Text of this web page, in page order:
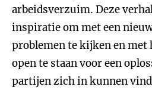
arbeidsverzuim. Deze
inspiratie om met een
problemen te kijken en met
open te staan voor een
partijen zich in kunnen